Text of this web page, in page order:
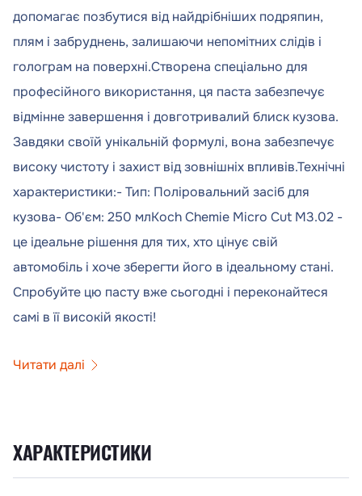
допомагає позбутися від найдрібніших подряпин,
плям і забруднень, залишаючи непомітних слідів і
голограм на поверхні.Створена спеціально для
професійного використання, ця паста забезпечує
відмінне завершення і довготривалий блиск кузова.
Завдяки своїй унікальній формулі, вона забезпечує
високу чистоту і захист від зовнішніх впливів.Технічні
характеристики:- Тип: Поліровальний засіб для
кузова- Об'єм: 250 млKoch Chemie Micro Cut M3.02 -
це ідеальне рішення для тих, хто цінує свій
автомобіль і хоче зберегти його в ідеальному стані.
Спробуйте цю пасту вже сьогодні і переконайтеся
самі в її високій якості!
Читати далі
ХАРАКТЕРИСТИКИ